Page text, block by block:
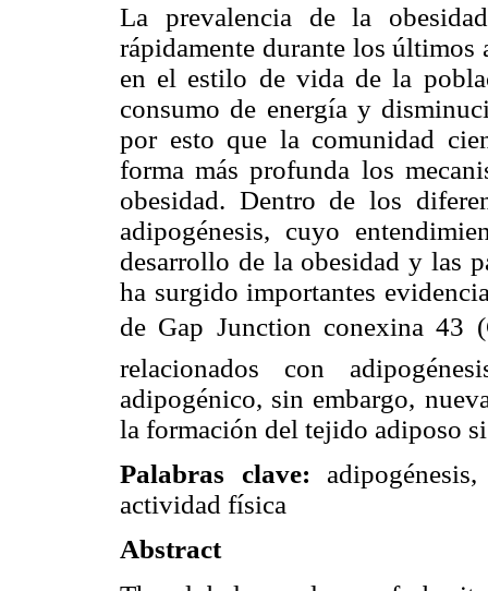
La prevalencia de la
rápidamente durante los
en el estilo de vida de la
consumo de energía y
por esto que la comunidad
forma más profunda los
obesidad. Dentro de los
adipogénesis, cuyo
desarrollo de la obesidad y las
ha surgido importantes
de Gap Junction conexina
relacionados con
adipogénico, sin embargo,
la formación del tejido adiposo
Palabras clave:
actividad física
Abstract